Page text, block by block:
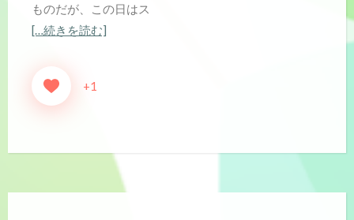
ものだが、この日はス
[…続きを読む]
+1